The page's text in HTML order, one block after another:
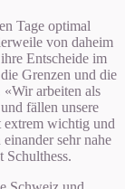
Tage optimal
von daheim
Entscheide im
Grenzen und die
arbeiten als
fällen unsere
extrem wichtig und
sehr nahe
Schulthess.